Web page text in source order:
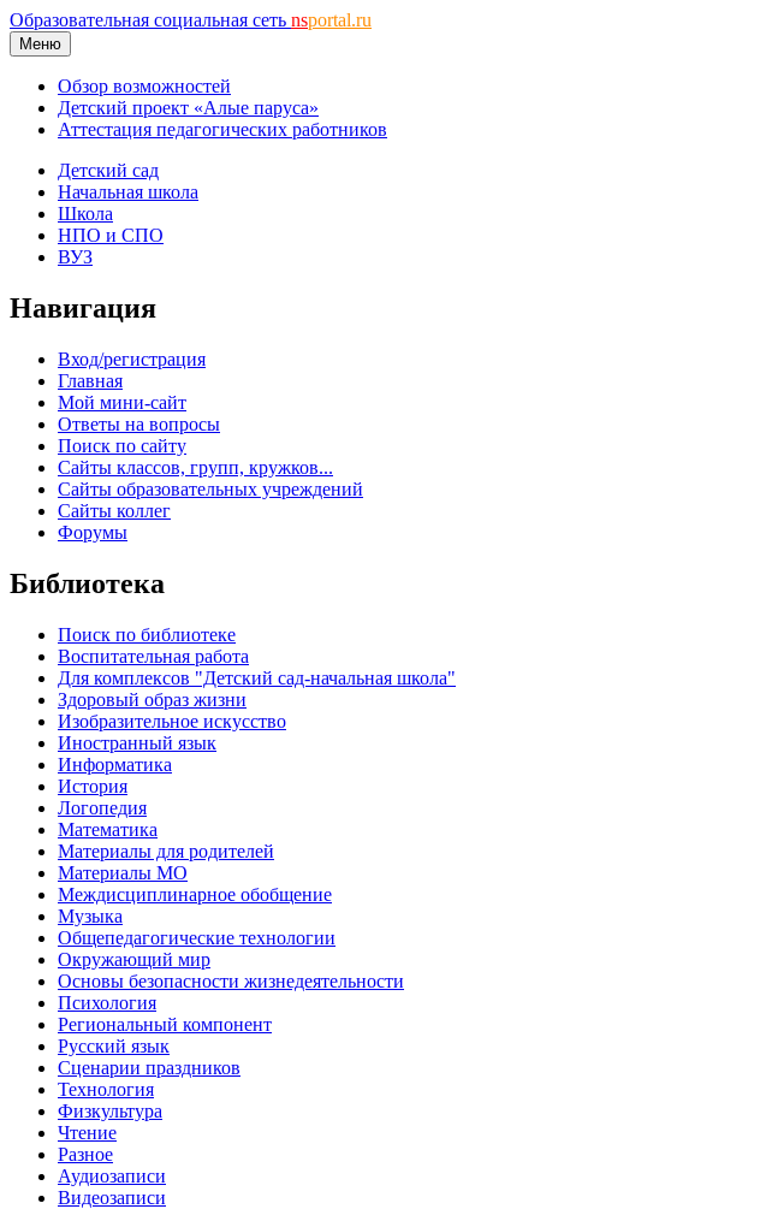
Образовательная социальная сеть nsportal.ru
Меню
Обзор возможностей
Детский проект «Алые паруса»
Аттестация педагогических работников
Детский сад
Начальная школа
Школа
НПО и СПО
ВУЗ
Навигация
Вход/регистрация
Главная
Мой мини-сайт
Ответы на вопросы
Поиск по сайту
Сайты классов, групп, кружков...
Сайты образовательных учреждений
Сайты коллег
Форумы
Библиотека
Поиск по библиотеке
Воспитательная работа
Для комплексов "Детский сад-начальная школа"
Здоровый образ жизни
Изобразительное искусство
Иностранный язык
Информатика
История
Логопедия
Математика
Материалы для родителей
Материалы МО
Междисциплинарное обобщение
Музыка
Общепедагогические технологии
Окружающий мир
Основы безопасности жизнедеятельности
Психология
Региональный компонент
Русский язык
Сценарии праздников
Технология
Физкультура
Чтение
Разное
Аудиозаписи
Видеозаписи